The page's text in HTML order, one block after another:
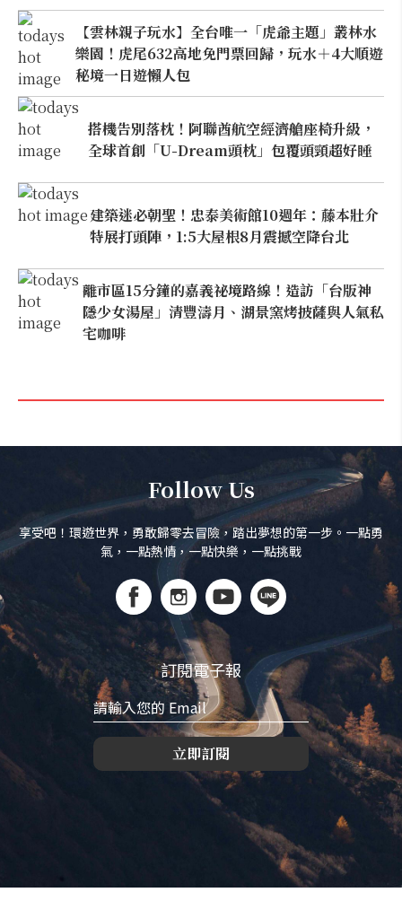
【雲林親子玩水】全台唯一「虎爺主題」叢林水
樂園！虎尾632高地免門票回歸，玩水＋4大順遊
秘境一日遊懶人包
搭機告別落枕！阿聯酋航空經濟艙座椅升級，
全球首創「U-Dream頭枕」包覆頭頸超好睡
建築迷必朝聖！忠泰美術館10週年：藤本壯介
特展打頭陣，1:5大屋根8月震撼空降台北
離市區15分鐘的嘉義祕境路線！造訪「台版神
隱少女湯屋」清豐濤月、湖景窯烤披薩與人氣私
宅咖啡
Follow Us
享受吧！環遊世界，勇敢歸零去冒險，踏出夢想的第一步。一點勇
氣，一點熱情，一點快樂，一點挑戰
訂閱電子報
立即訂閱